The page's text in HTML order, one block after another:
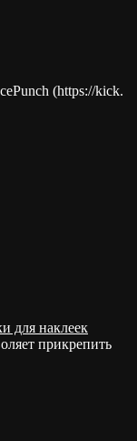
(https://kick.
для наклеек
прикрепить